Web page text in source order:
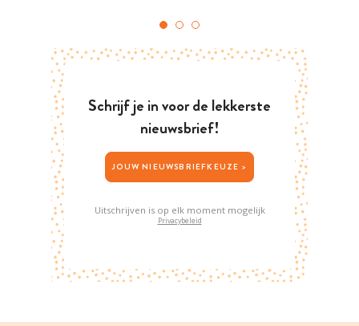
Schrijf je in voor de lekkerste
nieuwsbrief!
JOUW NIEUWSBRIEFKEUZE >
Uitschrijven is op elk moment mogelijk
Privacybeleid